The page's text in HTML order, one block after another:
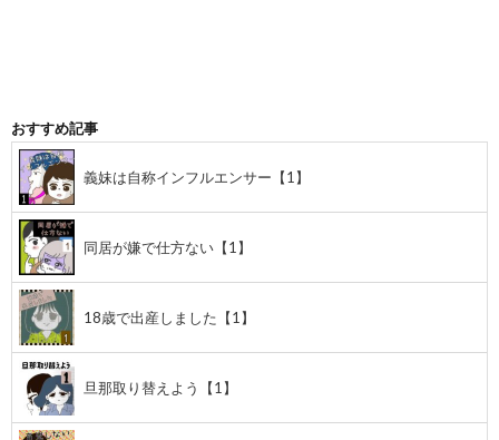
おすすめ記事
義妹は自称インフルエンサー【1】
同居が嫌で仕方ない【1】
18歳で出産しました【1】
旦那取り替えよう【1】